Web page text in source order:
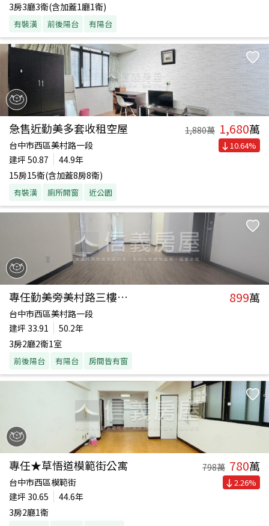
3房3廳3衛(含加蓋1廳1衛)
有裝潢 前後陽台 有陽台
急售近勤美多套收租空屋 1,880萬 1,680萬
台中市西區美村路一段
建坪 50.87
44.9年
15房15衛(含加蓋8房8衛)
有裝潢 廁所開窗 近公園
10.64%
專任勤美旁美村路三樓公寓 899萬
台中市西區美村路一段
建坪 33.91
50.2年
3房2廳2衛1室
前後陽台 有陽台 房間皆有窗
專任★草悟道模範街公寓 798萬 780萬
台中市西區模範街
建坪 30.65
44.6年
3房2廳1衛
2.26%